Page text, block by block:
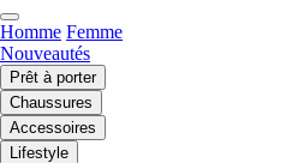
Homme Femme
Nouveautés
Prêt à porter
Chaussures
Accessoires
Lifestyle